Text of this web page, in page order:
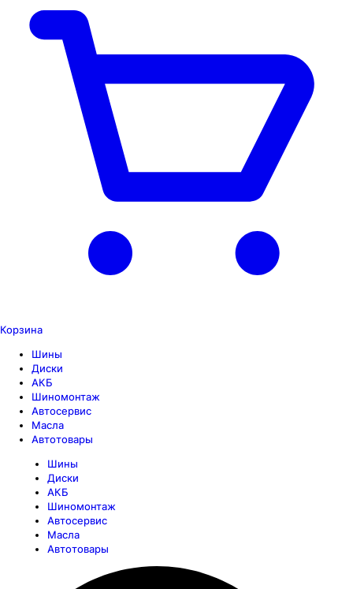
Корзина
Шины
Диски
АКБ
Шиномонтаж
Автосервис
Масла
Автотовары
Шины
Диски
АКБ
Шиномонтаж
Автосервис
Масла
Автотовары